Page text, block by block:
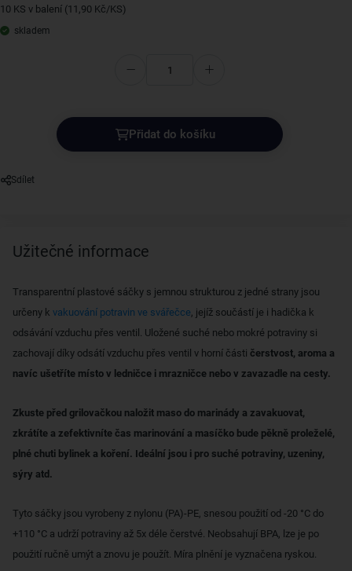
10 KS v balení (11,90 Kč/KS)
skladem
Přidat do košíku
Sdílet
Užitečné informace
Transparentní plastové sáčky s jemnou strukturou z jedné strany jsou
určeny k vakuování potravin ve svářečce, jejíž součástí je i hadička k
odsávání vzduchu přes ventil. Uložené suché nebo mokré potraviny si
zachovají díky odsátí vzduchu přes ventil v horní části čerstvost, aroma a
navíc ušetříte místo v ledničce i mrazničce nebo v zavazadle na cesty.
Zkuste před grilovačkou naložit maso do marinády a zavakuovat,
zkrátíte a zefektivníte čas marinování a masíčko bude pěkně proleželé,
plné chuti bylinek a koření. Ideální jsou i pro suché potraviny, uzeniny,
sýry atd.
Tyto sáčky jsou vyrobeny z nylonu (PA)-PE, snesou použití od -20 °C do
+110 °C a udrží potraviny až 5x déle čerstvé. Neobsahují BPA, lze je po
použití ručně umýt a znovu je použít. Míra plnění je vyznačena ryskou.